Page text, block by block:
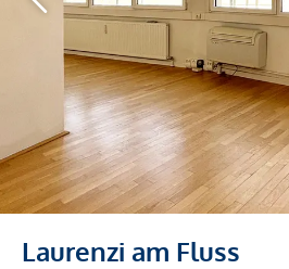
Laurenzi am Fluss